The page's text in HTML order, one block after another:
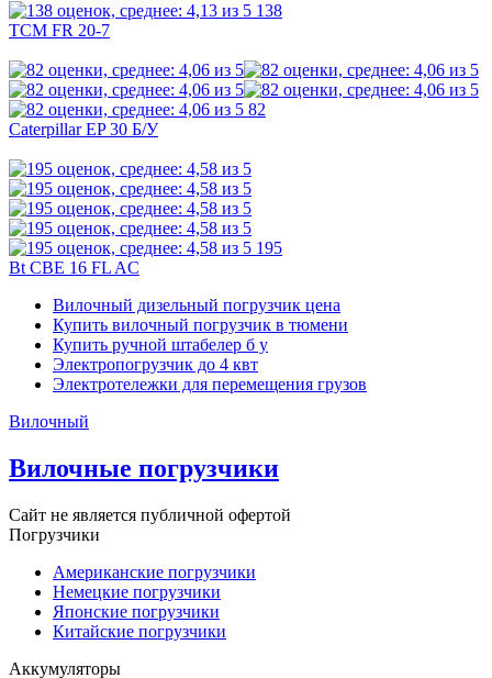
138
TCM FR 20-7
82
Caterpillar EP 30 Б/У
195
Bt CBE 16 FL AC
Вилочный дизельный погрузчик цена
Купить вилочный погрузчик в тюмени
Купить ручной штабелер б у
Электропогрузчик до 4 квт
Электротележки для перемещения грузов
Вилочный
Вилочные погрузчики
Сайт не является публичной офертой
Погрузчики
Американские погрузчики
Немецкие погрузчики
Японские погрузчики
Китайские погрузчики
Аккумуляторы